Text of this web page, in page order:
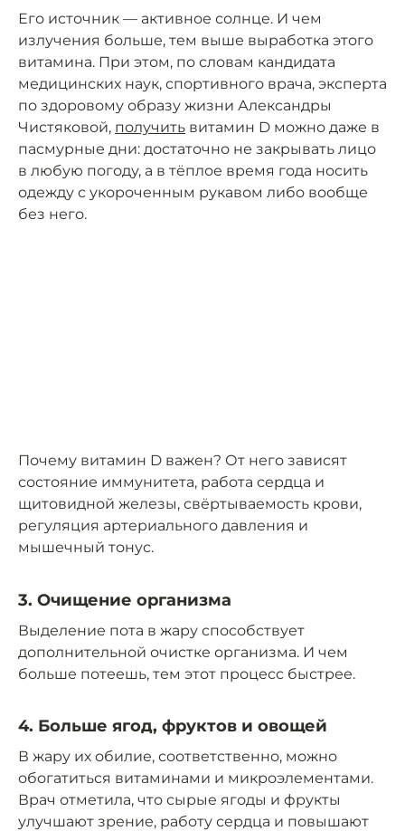
Его источник — активное солнце. И чем
излучения больше, тем выше выработка этого
витамина. При этом, по словам кандидата
медицинских наук, спортивного врача, эксперта
по здоровому образу жизни Александры
Чистяковой, получить витамин D можно даже в
пасмурные дни: достаточно не закрывать лицо
в любую погоду, а в тёплое время года носить
одежду с укороченным рукавом либо вообще
без него.
Почему витамин D важен? От него зависят
состояние иммунитета, работа сердца и
щитовидной железы, свёртываемость крови,
регуляция артериального давления и
мышечный тонус.
3. Очищение организма
Выделение пота в жару способствует
дополнительной очистке организма. И чем
больше потеешь, тем этот процесс быстрее.
4. Больше ягод, фруктов и овощей
В жару их обилие, соответственно, можно
обогатиться витаминами и микроэлементами.
Врач отметила, что сырые ягоды и фрукты
улучшают зрение, работу сердца и повышают